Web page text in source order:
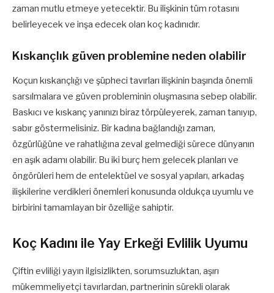
zaman mutlu etmeye yetecektir. Bu ilişkinin tüm rotasını
belirleyecek ve inşa edecek olan koç kadınıdır.
Kıskançlık güven problemine neden olabilir
Koçun kıskançlığı ve şüpheci tavırları ilişkinin başında önemli
sarsılmalara ve güven probleminin oluşmasına sebep olabilir.
Baskıcı ve kıskanç yanınızı biraz törpüleyerek, zaman tanıyıp,
sabır göstermelisiniz. Bir kadına bağlandığı zaman,
özgürlüğüne ve rahatlığına zeval gelmediği sürece dünyanın
en aşık adamı olabilir. Bu iki burç hem gelecek planları ve
öngörüleri hem de entelektüel ve sosyal yapıları, arkadaş
ilişkilerine verdikleri önemleri konusunda oldukça uyumlu ve
birbirini tamamlayan bir özelliğe sahiptir.
Koç Kadını ile Yay Erkeği Evlilik Uyumu
Çiftin evliliği yayın ilgisizlikten, sorumsuzluktan, aşırı
mükemmeliyetçi tavırlardan, partnerinin sürekli olarak